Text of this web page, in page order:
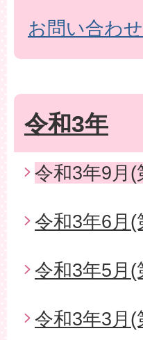
お問い合わ
令和3年
令和3年9月
令和3年6月
令和3年5月
令和3年3月